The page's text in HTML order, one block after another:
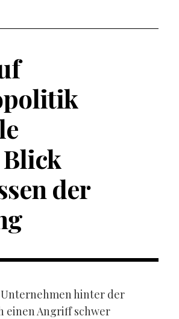
der
hinter der
Angriff schwer